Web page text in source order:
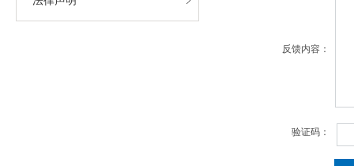
反馈内容：
验证码：